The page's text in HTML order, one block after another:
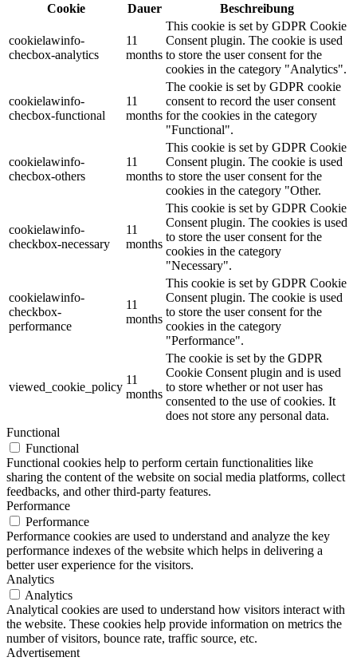
Cookie
Dauer Beschreibung
cookielawinfo-
checbox-analytics
11
months
This cookie is set by GDPR Cookie
Consent plugin. The cookie is used
to store the user consent for the
cookies in the category "Analytics".
cookielawinfo-
checbox-functional
11
months
The cookie is set by GDPR cookie
consent to record the user consent
for the cookies in the category
"Functional".
cookielawinfo-
checbox-others
11
months
This cookie is set by GDPR Cookie
Consent plugin. The cookie is used
to store the user consent for the
cookies in the category "Other.
cookielawinfo-
checkbox-necessary
11
months
This cookie is set by GDPR Cookie
Consent plugin. The cookies is used
to store the user consent for the
cookies in the category
"Necessary".
cookielawinfo-
checkbox-
performance
11
months
This cookie is set by GDPR Cookie
Consent plugin. The cookie is used
to store the user consent for the
cookies in the category
"Performance".
viewed_cookie_policy
11
months
The cookie is set by the GDPR
Cookie Consent plugin and is used
to store whether or not user has
consented to the use of cookies. It
does not store any personal data.
Functional
Functional
Functional cookies help to perform certain functionalities like
sharing the content of the website on social media platforms, collect
feedbacks, and other third-party features.
Performance
Performance
Performance cookies are used to understand and analyze the key
performance indexes of the website which helps in delivering a
better user experience for the visitors.
Analytics
Analytics
Analytical cookies are used to understand how visitors interact with
the website. These cookies help provide information on metrics the
number of visitors, bounce rate, traffic source, etc.
Advertisement